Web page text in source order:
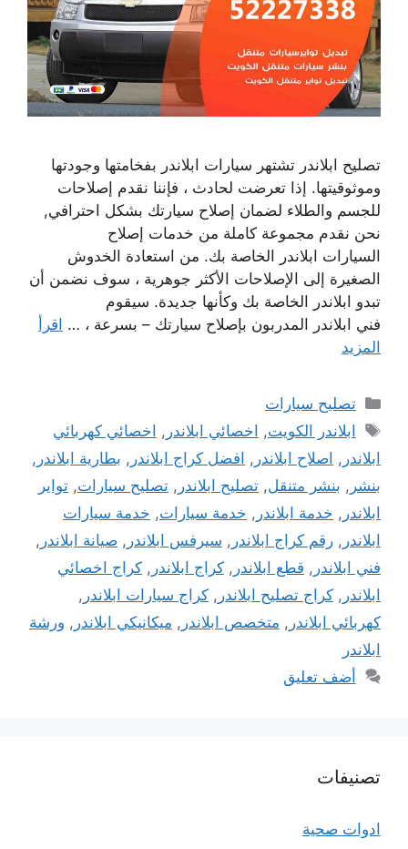
تصليح ابلاندر تشتهر سيارات ابلاندر بفخامتها وجودتها
وموثوقيتها. إذا تعرضت لحادث ، فإننا نقدم إصلاحات
للجسم والطلاء لضمان إصلاح سيارتك بشكل احترافي,
نحن نقدم مجموعة كاملة من خدمات إصلاح
السيارات ابلاندر الخاصة بك. من استعادة الخدوش
الصغيرة إلى الإصلاحات الأكثر جوهرية ، سوف نضمن أن
تبدو ابلاندر الخاصة بك وكأنها جديدة. سيقوم
فني ابلاندر المدربون بإصلاح سيارتك – بسرعة ، … اقرأ
المزيد
التصنيفات
تصليح سيارات
الوسوم
ابلاندر الكويت, اخصائي ابلاندر , اخصائي كهربائي
ابلاندر , اصلاح ابلاندر , افضل كراج ابلاندر , بطارية ابلاندر ,
بنشر , بنشر متنقل, تصليح ابلاندر , تصليح سيارات, تواير
ابلاندر , خدمة ابلاندر , خدمة سيارات, خدمة سيارات
ابلاندر , رقم كراج ابلاندر , سيرفس ابلاندر , صيانة ابلاندر ,
فني ابلاندر , قطع ابلاندر , كراج ابلاندر , كراج اخصائي
ابلاندر , كراج تصليح ابلاندر , كراج سيارات ابلاندر ,
كهربائي ابلاندر , متخصص ابلاندر , ميكانيكي ابلاندر , ورشة
ابلاندر
أضف تعليق
تصنيفات
ادوات صحية